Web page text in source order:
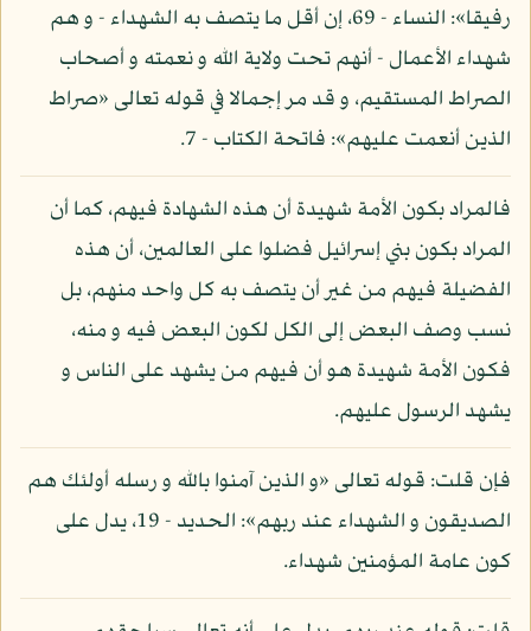
رفيقا»: النساء - 69، إن أقل ما يتصف به الشهداء - و هم
شهداء الأعمال - أنهم تحت ولاية الله و نعمته و أصحاب
الصراط المستقيم، و قد مر إجمالا في قوله تعالى «صراط
الذين أنعمت عليهم»: فاتحة الكتاب - 7.
فالمراد بكون الأمة شهيدة أن هذه الشهادة فيهم، كما أن
المراد بكون بني إسرائيل فضلوا على العالمين، أن هذه
الفضيلة فيهم من غير أن يتصف به كل واحد منهم، بل
نسب وصف البعض إلى الكل لكون البعض فيه و منه،
فكون الأمة شهيدة هو أن فيهم من يشهد على الناس و
يشهد الرسول عليهم.
فإن قلت: قوله تعالى «و الذين آمنوا بالله و رسله أولئك هم
الصديقون و الشهداء عند ربهم»: الحديد - 19، يدل على
كون عامة المؤمنين شهداء.